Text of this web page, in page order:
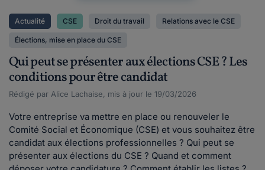
Actualité CSE Droit du travail Relations avec le CSE
Élections, mise en place du CSE
Qui peut se présenter aux élections CSE ? Les
conditions pour être candidat
Rédigé par Alice Lachaise, mis à jour le 19/03/2026
Votre entreprise va mettre en place ou renouveler le
Comité Social et Économique (CSE) et vous souhaitez être
candidat aux élections professionnelles ? Qui peut se
présenter aux élections du CSE ? Quand et comment